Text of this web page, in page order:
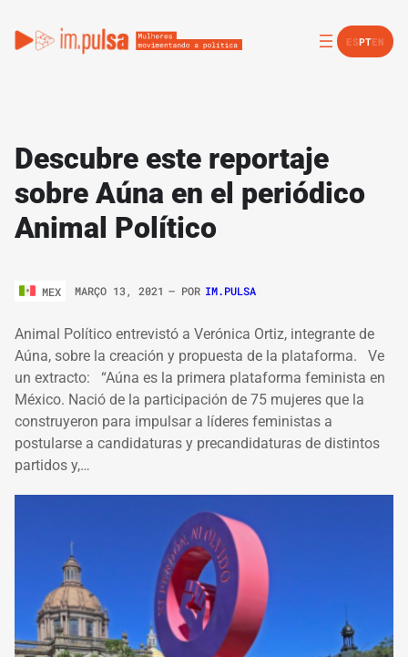
ESPTEN
Descubre este reportaje
sobre Aúna en el periódico
Animal Político
MEX MARÇO 13, 2021 – POR IM.PULSA
Animal Político entrevistó a Verónica Ortiz, integrante de
Aúna, sobre la creación y propuesta de la plataforma. Ve
un extracto: “Aúna es la primera plataforma feminista en
México. Nació de la participación de 75 mujeres que la
construyeron para impulsar a líderes feministas a
postularse a candidaturas y precandidaturas de distintos
partidos y,…